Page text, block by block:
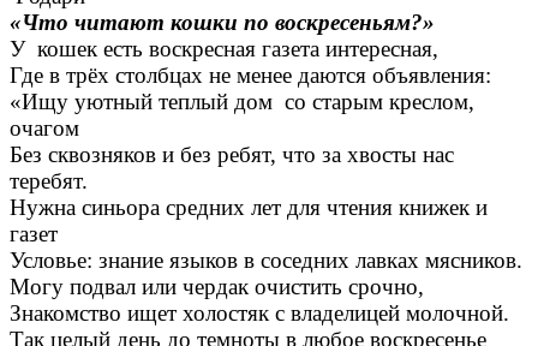
«Что читают кошки по воскресеньям?»
У кошек есть воскресная газета интересная,
Где в трёх столбцах не менее даются объявления:
«Ищу уютный теплый дом со старым креслом,
очагом
Без сквозняков и без ребят, что за хвосты нас
теребят.
Нужна синьора средних лет для чтения книжек и
газет
Условье: знание языков в соседних лавках мясников.
Могу подвал или чердак очистить срочно,
Знакомство ищет холостяк с владелицей молочной.
Так целый день до темноты в любое воскресенье